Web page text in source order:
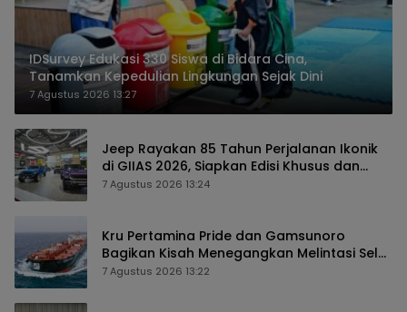
IDSurvey Edukasi 330 Siswa di Bidara Cina,
Tanamkan Kepedulian Lingkungan Sejak Dini
7 Agustus 2026 13:27
Jeep Rayakan 85 Tahun Perjalanan Ikonik
di GIIAS 2026, Siapkan Edisi Khusus dan
Perkuat Pengalaman Pelanggan
7 Agustus 2026 13:24
Kru Pertamina Pride dan Gamsunoro
Bagikan Kisah Menegangkan Melintasi Selat
Hormuz di Tengah Konflik
7 Agustus 2026 13:22